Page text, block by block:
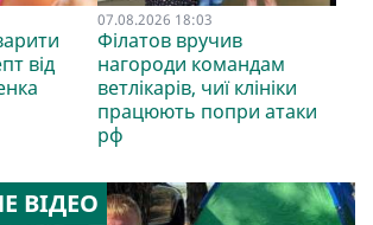
від
07.08.2026 18:03
Філатов вручив
нагороди командам
ветлікарів, чиї клініки
працюють попри атаки
рф
ВІДЕО